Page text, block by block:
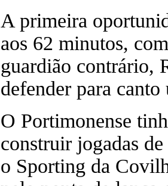
A primeira
aos 62 minutos,
guardião contrário,
defender para
O Portimonense
construir jogadas
o Sporting da